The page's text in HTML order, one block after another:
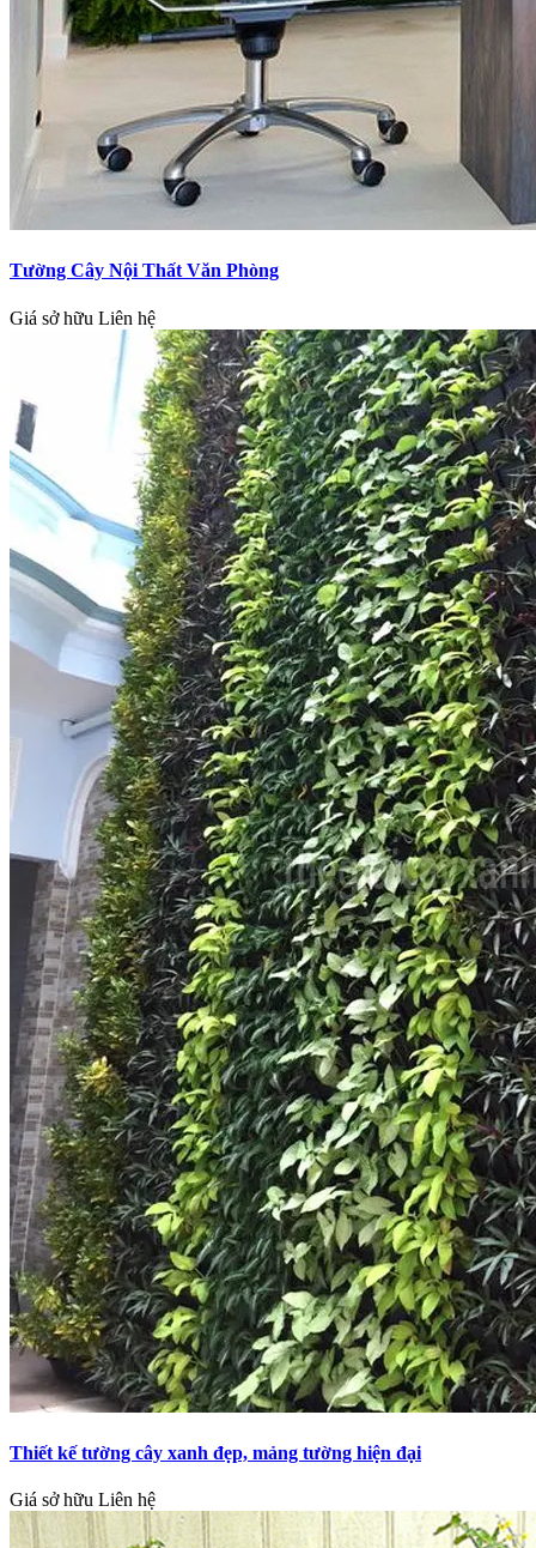
Tường Cây Nội Thất Văn Phòng
Giá sở hữu Liên hệ
Thiết kế tường cây xanh đẹp, mảng tường hiện đại
Giá sở hữu Liên hệ